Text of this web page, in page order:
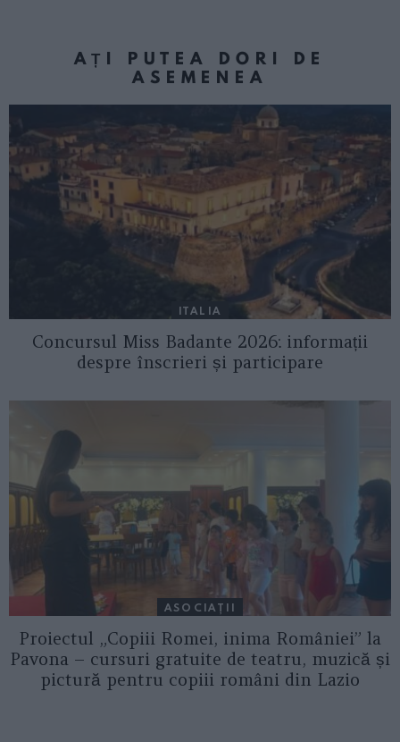
AȚI PUTEA DORI DE
ASEMENEA
ITALIA
Concursul Miss Badante 2026: informații
despre înscrieri și participare
ASOCIAŢII
Proiectul „Copiii Romei, inima României” la
Pavona – cursuri gratuite de teatru, muzică și
pictură pentru copiii români din Lazio